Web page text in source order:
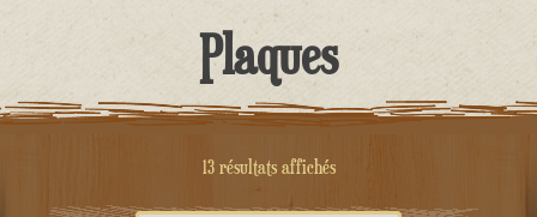
Plaques
13 résultats affichésTrié